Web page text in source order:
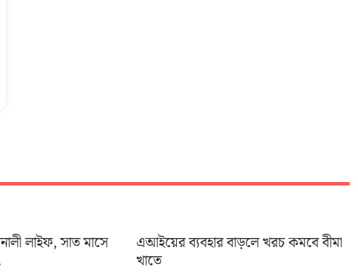
লাইফ, সাত মাসে
এআইয়ের ব্যবহার বাড়লে খরচ কমবে বীমা
খাতে